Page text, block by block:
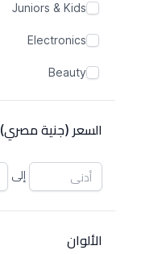
Juniors & Kids
Electronics
Beauty
السعر (جنية مصري)
إلى
الألوان